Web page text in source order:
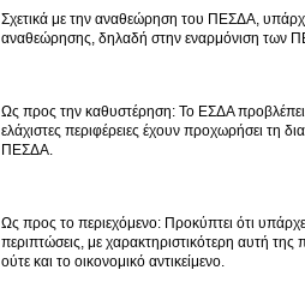
Σχετικά με την αναθεώρηση του ΠΕΣΔΑ,
αναθεώρησης, δηλαδή στην εναρμόνιση των
Ως προς την καθυστέρηση: Το ΕΣΔΑ
ελάχιστες περιφέρειες έχουν προχωρήσει τη
ΠΕΣΔΑ.
Ως προς το περιεχόμενο: Προκύπτει ότι
περιπτώσεις, με χαρακτηριστικότερη αυτή
ούτε και το οικονομικό αντικείμενο.